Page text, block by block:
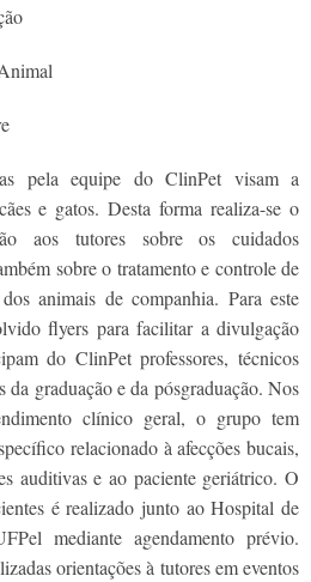
pela equipe do ClinPet visam a
e gatos. Desta forma realiza-se o
aos tutores sobre os cuidados
sobre o tratamento e controle de
animais de companhia. Para este
flyers para facilitar a divulgação
do ClinPet professores, técnicos
da graduação e da pósgraduação. Nos
clínico geral, o grupo tem
relacionado à afecções bucais,
auditivas e ao paciente geriátrico. O
é realizado junto ao Hospital de
mediante agendamento prévio.
orientações à tutores em eventos